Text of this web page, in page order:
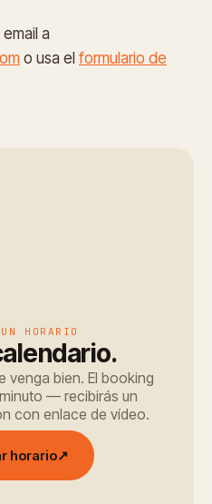
email a
o usa el formulario de
HORARIO
venga bien. El booking
— recibirás un
con enlace de vídeo.
horario↗